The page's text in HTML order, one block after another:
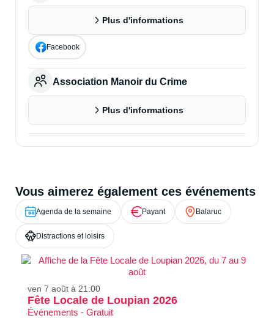
Plus d'informations
Facebook
Association Manoir du Crime
Plus d'informations
Vous aimerez également ces événements
Agenda de la semaine Payant Balaruc
Distractions et loisirs
ven 7 août à 21:00
Fête Locale de Loupian 2026
Événements - Gratuit